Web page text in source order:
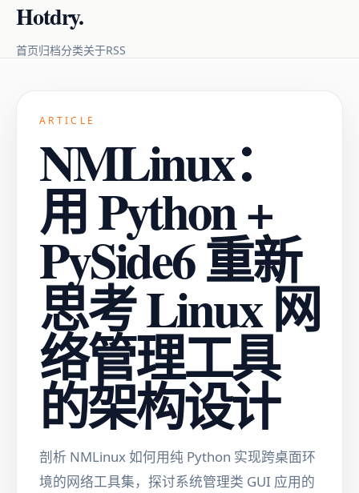
Hotdry.
首页归档分类关于RSS
ARTICLE
NMLinux：
用 Python +
PySide6 重新
思考 Linux 网
络管理工具
的架构设计
剖析 NMLinux 如何用纯 Python 实现跨桌面环
境的网络工具集，探讨系统管理类 GUI 应用的